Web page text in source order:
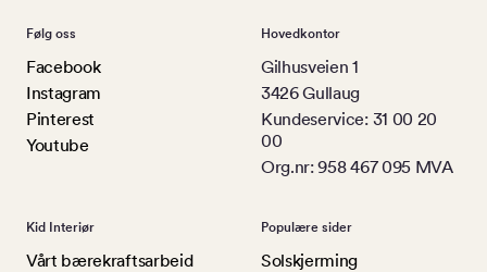
Følg oss
Facebook
Instagram
Pinterest
Youtube
Hovedkontor
Gilhusveien 1
3426 Gullaug
Kundeservice: 31 00 20
00
Org.nr: 958 467 095 MVA
Kid Interiør
Vårt bærekraftsarbeid
Populære sider
Solskjerming